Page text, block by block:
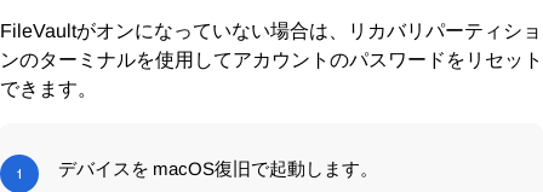
FileVaultがオンになっていない場合は、リカバリパーティショ
ンのターミナルを使用してアカウントのパスワードをリセット
できます。
デバイスを macOS復旧で起動します。